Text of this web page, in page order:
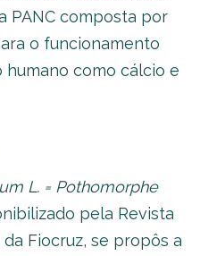
PANC composta por
o funcionamento
como cálcio e
L. = Pothomorphe
pela Revista
Fiocruz, se propôs a